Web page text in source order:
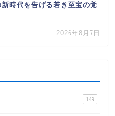
時代を告げる若き至宝の覚
2026年8月7日
149